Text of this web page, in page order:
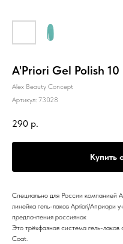
A'Priori Gel Polish 10
Alex Beauty Concept
Артикул: 73028
290 р.
Купить
Специально для России компанией
линейка гель-лаков Apriori/Априори
предпочтения россиянок
Это трёхфазная система гель-
Coat.